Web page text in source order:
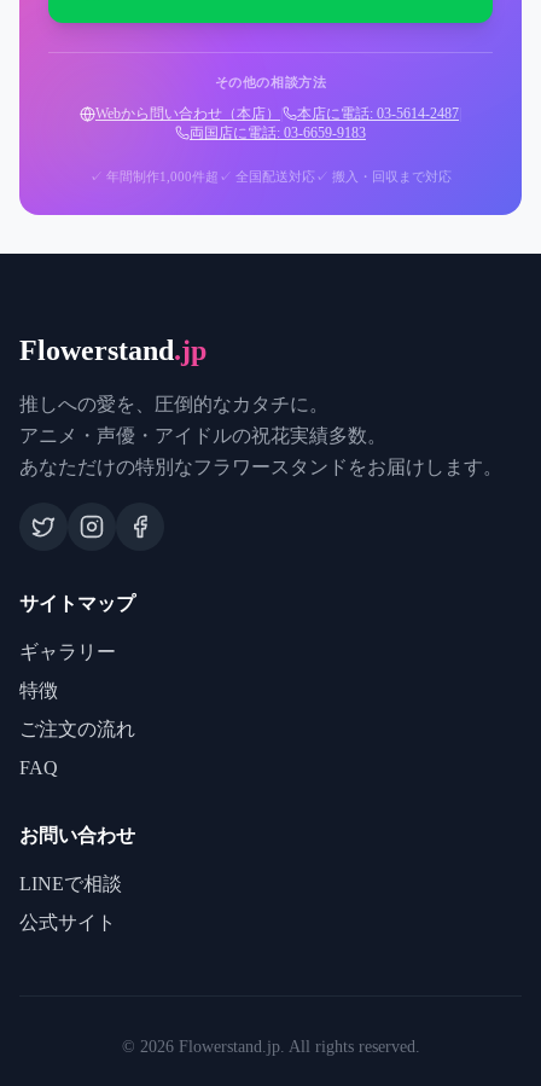
その他の相談方法
Webから問い合わせ（本店） 本店に電話: 03-5614-2487
両国店に電話: 03-6659-9183
✓ 年間制作1,000件超 ✓ 全国配送対応 ✓ 搬入・回収まで対応
Flowerstand.jp
推しへの愛を、圧倒的なカタチに。
アニメ・声優・アイドルの祝花実績多数。
あなただけの特別なフラワースタンドをお届けします。
サイトマップ
ギャラリー
特徴
ご注文の流れ
FAQ
お問い合わせ
LINEで相談
公式サイト
© 2026Flowerstand.jp. All rights reserved.